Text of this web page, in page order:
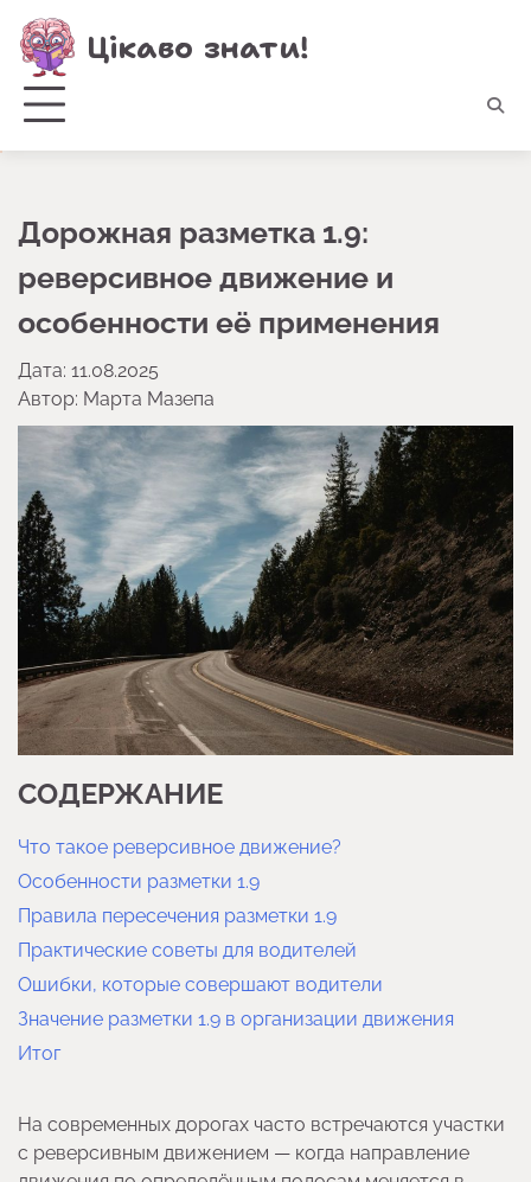
Перейти
до
вмісту
Цікаво знати!
Дорожная разметка 1.9:
реверсивное движение и
особенности её применения
Дата: 11.08.2025
Автор: Марта Мазепа
СОДЕРЖАНИЕ
Что такое реверсивное движение?
Особенности разметки 1.9
Правила пересечения разметки 1.9
Практические советы для водителей
Ошибки, которые совершают водители
Значение разметки 1.9 в организации движения
Итог
На современных дорогах часто встречаются участки
с реверсивным движением — когда направление